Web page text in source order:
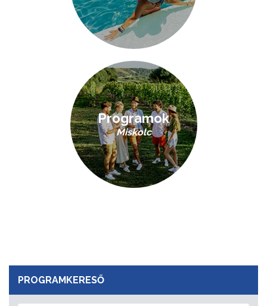
Programok
Miskolc
PROGRAMKERESŐ